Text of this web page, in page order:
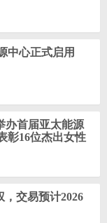
中心正式启用
办首届亚太能源
彰16位杰出女性
，交易预计2026